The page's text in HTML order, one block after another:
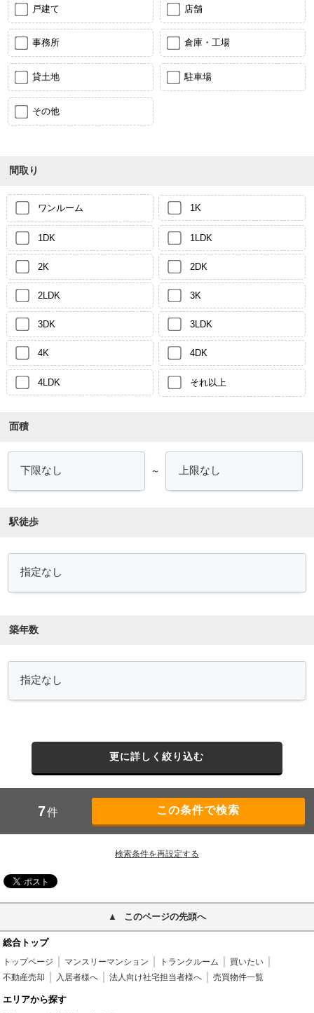
戸建て 店舗
事務所 倉庫・工場
貸土地 駐車場
その他
間取り
ワンルーム 1K
1DK 1LDK
2K 2DK
2LDK 3K
3DK 3LDK
4K 4DK
4LDK それ以上
面積
～
駅徒歩
築年数
更に詳しく絞り込む
7件
検索条件を再設定する
このページの先頭へ
総合トップ
トップページ マンスリーマンション トランクルーム
買いたい
不動産売却
入居者様へ 法人向け社宅担当者様へ 売買物件一覧
エリアから探す